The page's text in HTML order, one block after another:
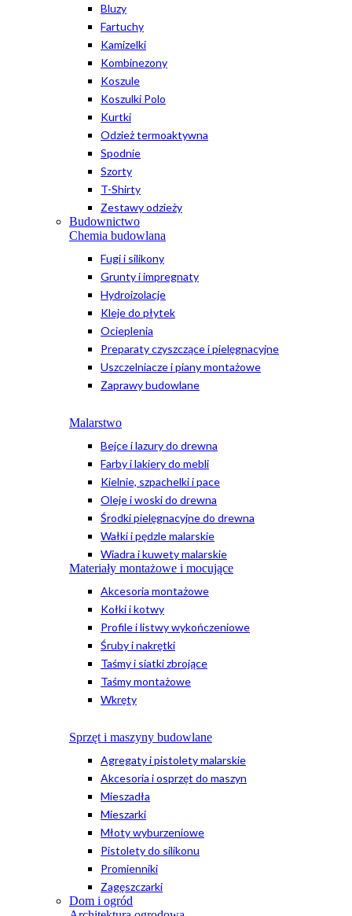
Bluzy
Fartuchy
Kamizelki
Kombinezony
Koszule
Koszulki Polo
Kurtki
Odzież termoaktywna
Spodnie
Szorty
T-Shirty
Zestawy odzieży
Budownictwo
Chemia budowlana
Fugi i silikony
Grunty i impregnaty
Hydroizolacje
Kleje do płytek
Ocieplenia
Preparaty czyszczące i pielęgnacyjne
Uszczelniacze i piany montażowe
Zaprawy budowlane
Malarstwo
Bejce i lazury do drewna
Farby i lakiery do mebli
Kielnie, szpachelki i pace
Oleje i woski do drewna
Środki pielęgnacyjne do drewna
Wałki i pędzle malarskie
Wiadra i kuwety malarskie
Materiały montażowe i mocujące
Akcesoria montażowe
Kołki i kotwy
Profile i listwy wykończeniowe
Śruby i nakrętki
Taśmy i siatki zbrojące
Taśmy montażowe
Wkręty
Sprzęt i maszyny budowlane
Agregaty i pistolety malarskie
Akcesoria i osprzęt do maszyn
Mieszadła
Mieszarki
Młoty wyburzeniowe
Pistolety do silikonu
Promienniki
Zagęszczarki
Dom i ogród